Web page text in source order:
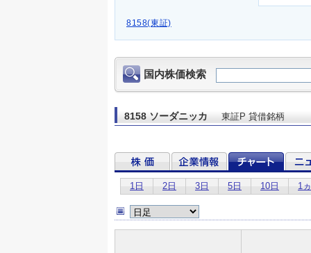
8158(東証)